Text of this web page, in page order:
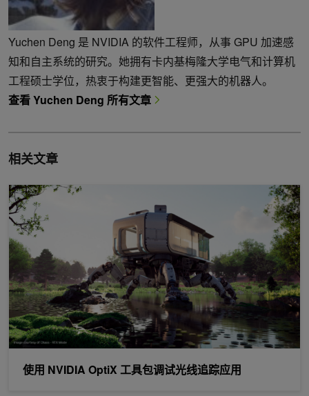
Yuchen Deng 是 NVIDIA 的软件工程师，从事 GPU 加速感
知和自主系统的研究。她拥有卡内基梅隆大学电气和计算机
工程硕士学位，热衷于构建更智能、更强大的机器人。
查看 Yuchen Deng 所有文章
相关文章
使用 NVIDIA OptiX 工具包调试光线追踪应用
使用 NVIDIA OptiX 工具包调试光线追踪应用